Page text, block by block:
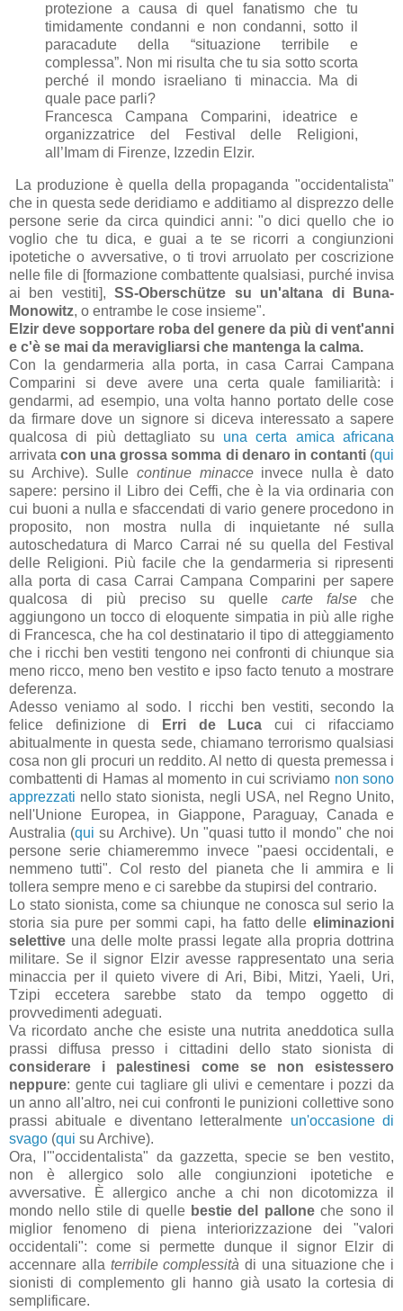
protezione a causa di quel fanatismo che tu
timidamente condanni e non condanni, sotto il
paracadute della “situazione terribile e
complessa”. Non mi risulta che tu sia sotto scorta
perché il mondo israeliano ti minaccia. Ma di
quale pace parli?
Francesca Campana Comparini, ideatrice e
organizzatrice del Festival delle Religioni,
all’Imam di Firenze, Izzedin Elzir.
La produzione è quella della propaganda "occidentalista"
che in questa sede deridiamo e additiamo al disprezzo delle
persone serie da circa quindici anni: "o dici quello che io
voglio che tu dica, e guai a te se ricorri a congiunzioni
ipotetiche o avversative, o ti trovi arruolato per coscrizione
nelle file di [formazione combattente qualsiasi, purché invisa
ai ben vestiti],SS-Oberschütze su un'altana di Buna-
Monowitz, o entrambe le cose insieme".
Elzir deve sopportare roba del genere da più di vent'anni
e c'è se mai da meravigliarsi che mantenga la calma.
Con la gendarmeria alla porta, in casa Carrai Campana
Comparini si deve avere una certa quale familiarità: i
gendarmi, ad esempio, una volta hanno portato delle cose
da firmare dove un signore si diceva interessato a sapere
qualcosa di più dettagliato su una certa amica africana
arrivata con una grossa somma di denaro in contanti(qui
su Archive). Sulle continue minacceinvece nulla è dato
sapere: persino il Libro dei Ceffi, che è la via ordinaria con
cui buoni a nulla e sfaccendati di vario genere procedono in
proposito, non mostra nulla di inquietante né sulla
autoschedatura di Marco Carrai né su quella del Festival
delle Religioni. Più facile che la gendarmeria si ripresenti
alla porta di casa Carrai Campana Comparini per sapere
qualcosa di più preciso su quelle carte false che
aggiungono un tocco di eloquente simpatia in più alle righe
di Francesca, che ha col destinatario il tipo di atteggiamento
che i ricchi ben vestiti tengono nei confronti di chiunque sia
meno ricco, meno ben vestito e ipso facto tenuto a mostrare
deferenza.
Adesso veniamo al sodo. I ricchi ben vestiti, secondo la
felice definizione di
Erri de Luca cui ci rifacciamo
abitualmente in questa sede, chiamano terrorismo qualsiasi
cosa non gli procuri un reddito. Al netto di questa premessa i
combattenti di Hamas al momento in cui scriviamo non sono
apprezzati nello stato sionista, negli USA, nel Regno Unito,
nell'Unione Europea, in Giappone, Paraguay, Canada e
Australia (qui su Archive). Un "quasi tutto il mondo" che noi
persone serie chiameremmo invece "paesi occidentali, e
nemmeno tutti". Col resto del pianeta che li ammira e li
tollera sempre meno e ci sarebbe da stupirsi del contrario.
Lo stato sionista, come sa chiunque ne conosca sul serio la
storia sia pure per sommi capi, ha fatto delle eliminazioni
selettive una delle molte prassi legate alla propria dottrina
militare. Se il signor Elzir avesse rappresentato una seria
minaccia per il quieto vivere di Ari, Bibi, Mitzi, Yaeli, Uri,
Tzipi eccetera sarebbe stato da tempo oggetto di
provvedimenti adeguati.
Va ricordato anche che esiste una nutrita aneddotica sulla
prassi diffusa presso i cittadini dello stato sionista di
considerare i palestinesi come se non esistessero
neppure: gente cui tagliare gli ulivi e cementare i pozzi da
un anno all'altro, nei cui confronti le punizioni collettive sono
prassi abituale e diventano letteralmente un'occasione di
svago (qui su Archive).
Ora, l'"occidentalista" da gazzetta, specie se ben vestito,
non è allergico solo alle congiunzioni ipotetiche e
avversative. È allergico anche a chi non dicotomizza il
mondo nello stile di quelle bestie del palloneche sono il
miglior fenomeno di piena interiorizzazione dei "valori
occidentali": come si permette dunque il signor Elzir di
accennare alla terribile complessità di una situazione che i
sionisti di complemento gli hanno già usato la cortesia di
semplificare.